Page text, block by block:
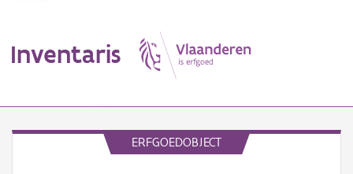
Inventaris
ERFGOEDOBJECT